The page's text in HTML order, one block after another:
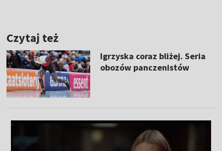
Czytaj też
Igrzyska coraz bliżej. Seria
obozów panczenistów